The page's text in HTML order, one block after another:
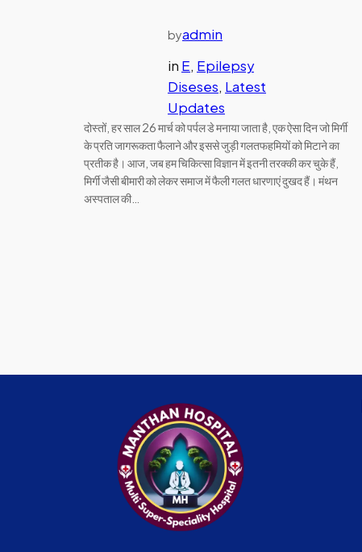
byadmin
in E, Epilepsy
Diseses, Latest
Updates
दोस्तों, हर साल 26 मार्च को पर्पल डे मनाया जाता है, एक ऐसा दिन जो मिर्गी
के प्रति जागरूकता फैलाने और इससे जुड़ी गलतफहमियों को मिटाने का
प्रतीक है। आज, जब हम चिकित्सा विज्ञान में इतनी तरक्की कर चुके हैं,
मिर्गी जैसी बीमारी को लेकर समाज में फैली गलत धारणाएं दुखद हैं। मंथन
अस्पताल की…